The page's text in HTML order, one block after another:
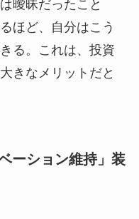
曖昧だったこと
ほど、自分はこう
る。これは、投資
きなメリットだと
ーション維持」装